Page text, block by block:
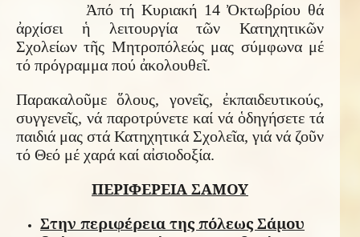
Ἀπό τή Κυριακή 14 Ὀκτωβρίου θά
ἀρχίσει ἡ λειτουργία τῶν Κατηχητικῶν
Σχολείων τῆς Μητροπόλεώς μας σύμφωνα μέ
τό πρόγραμμα πού ἀκολουθεῖ.
Παρακαλοῦμε ὅλους, γονεῖς, ἐκπαιδευτικούς,
συγγενεῖς, νά παροτρύνετε καί νά ὁδηγήσετε τά
παιδιά μας στά Κατηχητικά Σχολεῖα, γιά νά ζοῦν
τό Θεό μέ χαρά καί αἰσιοδοξία.
ΠΕΡΙΦΕΡΕΙΑ ΣΑΜΟΥ
Στην περιφέρεια της πόλεως Σάμου